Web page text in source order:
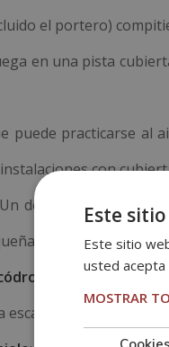
el portero)
en una pista
puede practicarse al
con
deporte de raqueta
pelota de un lado
: La
Este
Este sitio
usted acepta
MOSTRAR
Cookies